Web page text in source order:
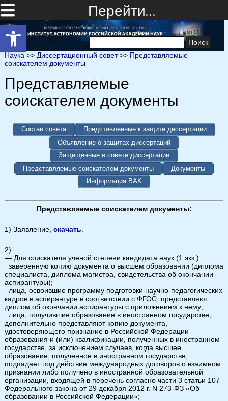
Открыть панель инструментов
Перейти…
Найти:
Наука >> Диссертационный совет>> Представляемые
соискателем документы
Представляемые
соискателем документы
Состав совета
Представленные к защите диссертации
Объявление о защитах диссертаций
Защищенные в совете диссертации
Представляемые соискателем документы
Документы
Информация ВАК
Представляемые соискателем документы:
1) Заявление, скачать
2)
— Для соискателя ученой степени кандидата наук (1 экз.):
заверенную копию документа о высшем образовании (диплома
специалиста, диплома магистра, свидетельства об окончании
аспирантуры);
лица, освоившие программу подготовки научно-педагогических
кадров в аспирантуре в соответствии с ФГОС, представляют
диплом об окончании аспирантуры с приложением к нему;
лица, получившие образование в иностранном государстве,
дополнительно представляют копию документа,
удостоверяющего признание в Российской Федерации
образования и (или) квалификации, полученных в иностранном
государстве, за исключением случаев, когда высшее
образование, полученное в иностранном государстве,
подпадает под действие международных договоров о взаимном
признании либо получено в иностранной образовательной
организации, входящей в перечень согласно части 3 статьи 107
Федерального закона от 29 декабря 2012 г. N 273-ФЗ «Об
образовании в Российской Федерации»;